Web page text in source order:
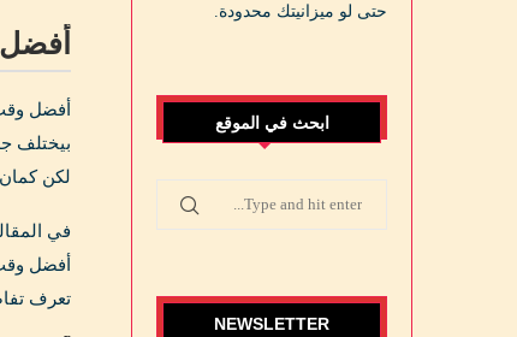
أفضل وقت
بيختلف
لكن كمان
في
أفضل
تعرف
حتى لو ميزانيتك محدودة.
ابحث في الموقع
NEWSLETTER